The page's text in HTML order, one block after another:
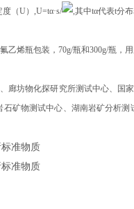
度（U）,U=tα·s/
,其中tα代表t分
乙烯瓶包装，70g/瓶和300g/瓶，
廊坊物化探研究所测试中心、国
石矿物测试中心、湖南岩矿分析